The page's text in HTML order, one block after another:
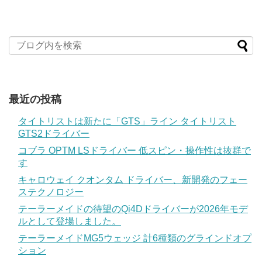
最近の投稿
タイトリストは新たに「GTS」ライン タイトリスト
GTS2ドライバー
コブラ OPTM LSドライバー 低スピン・操作性は抜群で
す
キャロウェイ クオンタム ドライバー、新開発のフェー
ステクノロジー
テーラーメイドの待望のQi4Dドライバーが2026年モデ
ルとして登場しました。
テーラーメイドMG5ウェッジ 計6種類のグラインドオプ
ション